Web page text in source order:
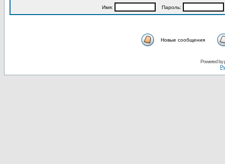
Имя: Пароль:
Новые сообщения
Powered by